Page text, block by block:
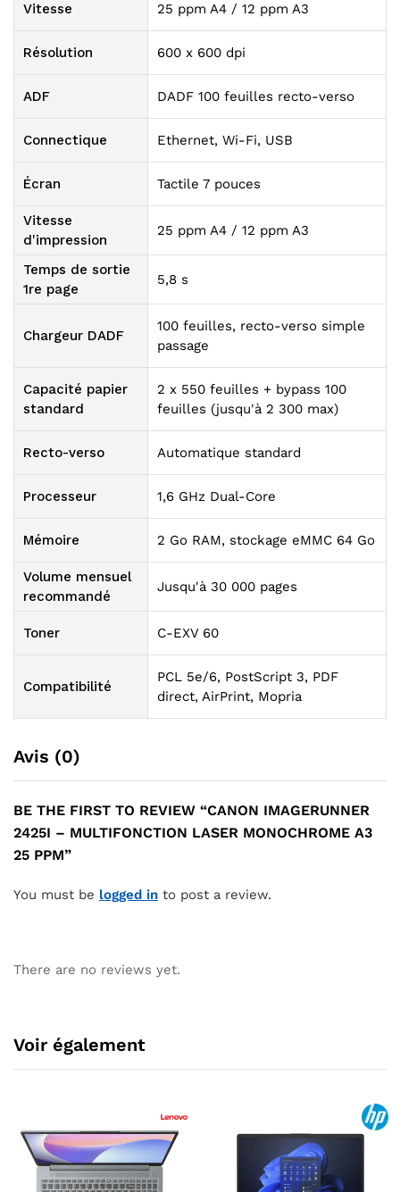
Vitesse 25 ppm A4 / 12 ppm A3
Résolution 600 x 600 dpi
ADF DADF 100 feuilles recto-verso
Connectique Ethernet, Wi-Fi, USB
Écran Tactile 7 pouces
Vitesse
d'impression
25 ppm A4 / 12 ppm A3
Temps de sortie
1re page
5,8 s
Chargeur DADF
100 feuilles, recto-verso simple
passage
Capacité papier
standard
2 x 550 feuilles + bypass 100
feuilles (jusqu'à 2 300 max)
Recto-verso Automatique standard
Processeur 1,6 GHz Dual-Core
Mémoire 2 Go RAM, stockage eMMC 64 Go
Volume mensuel
recommandé
Jusqu'à 30 000 pages
Toner C-EXV 60
Compatibilité
PCL 5e/6, PostScript 3, PDF
direct, AirPrint, Mopria
Avis (0)
BE THE FIRST TO REVIEW “CANON IMAGERUNNER
2425I – MULTIFONCTION LASER MONOCHROME A3
25 PPM”
You must be logged in to post a review.
There are no reviews yet.
Voir également